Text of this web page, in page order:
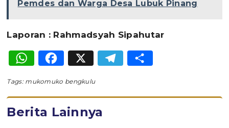
Pemdes dan Warga Desa Lubuk Pinang
Laporan : Rahmadsyah Sipahutar
WhatsApp
Facebook
X Telegram
Tags: mukomuko bengkulu
Berita Lainnya